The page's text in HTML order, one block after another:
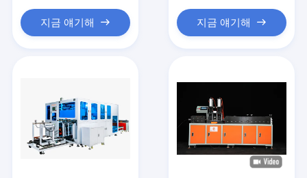
지금 얘기해 지금 얘기해